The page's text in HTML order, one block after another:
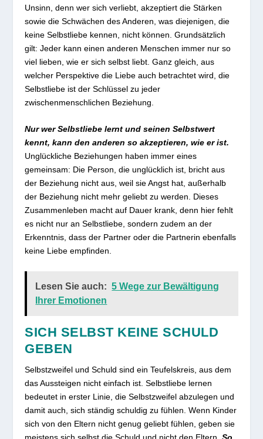
Unsinn, denn wer sich verliebt, akzeptiert die Stärken
sowie die Schwächen des Anderen, was diejenigen, die
keine Selbstliebe kennen, nicht können. Grundsätzlich
gilt: Jeder kann einen anderen Menschen immer nur so
viel lieben, wie er sich selbst liebt. Ganz gleich, aus
welcher Perspektive die Liebe auch betrachtet wird, die
Selbstliebe ist der Schlüssel zu jeder
zwischenmenschlichen Beziehung.
Nur wer Selbstliebe lernt und seinen Selbstwert
kennt, kann den anderen so akzeptieren, wie er ist.
Unglückliche Beziehungen haben immer eines
gemeinsam: Die Person, die unglücklich ist, bricht aus
der Beziehung nicht aus, weil sie Angst hat, außerhalb
der Beziehung nicht mehr geliebt zu werden. Dieses
Zusammenleben macht auf Dauer krank, denn hier fehlt
es nicht nur an Selbstliebe, sondern zudem an der
Erkenntnis, dass der Partner oder die Partnerin ebenfalls
keine Liebe empfinden.
Lesen Sie auch: 5 Wege zur Bewältigung
Ihrer Emotionen
SICH SELBST KEINE SCHULD
GEBEN
Selbstzweifel und Schuld sind ein Teufelskreis, aus dem
das Aussteigen nicht einfach ist. Selbstliebe lernen
bedeutet in erster Linie, die Selbstzweifel abzulegen und
damit auch, sich ständig schuldig zu fühlen. Wenn Kinder
sich von den Eltern nicht genug geliebt fühlen, geben sie
meistens sich selbst die Schuld und nicht den Eltern.So